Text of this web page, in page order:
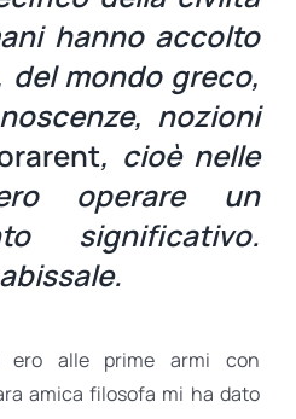
hanno accolto
mondo greco,
nozioni
, cioè nelle
operare un
significativo.
ero alle prime armi con
amica filosofa mi ha dato